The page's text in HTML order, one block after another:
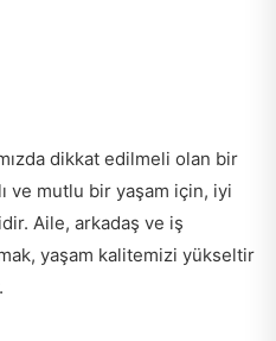
dikkat edilmeli olan bir
ve mutlu bir yaşam için, iyi
Aile, arkadaş ve iş
yaşam kalitemizi yükseltir